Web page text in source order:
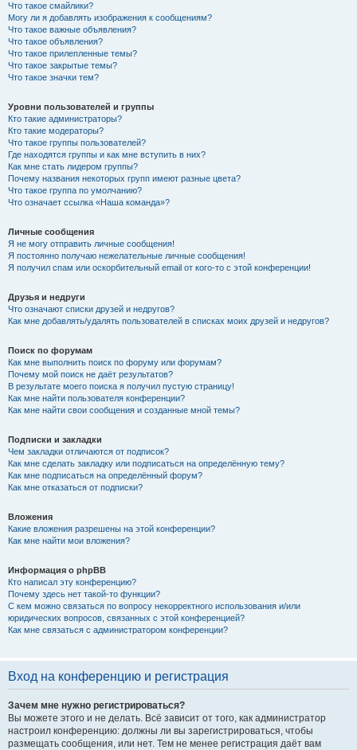
Что такое смайлики?
Могу ли я добавлять изображения к сообщениям?
Что такое важные объявления?
Что такое объявления?
Что такое прилепленные темы?
Что такое закрытые темы?
Что такое значки тем?
Уровни пользователей и группы
Кто такие администраторы?
Кто такие модераторы?
Что такое группы пользователей?
Где находятся группы и как мне вступить в них?
Как мне стать лидером группы?
Почему названия некоторых групп имеют разные цвета?
Что такое группа по умолчанию?
Что означает ссылка «Наша команда»?
Личные сообщения
Я не могу отправить личные сообщения!
Я постоянно получаю нежелательные личные сообщения!
Я получил спам или оскорбительный email от кого-то с этой конференции!
Друзья и недруги
Что означают списки друзей и недругов?
Как мне добавлять/удалять пользователей в списках моих друзей и недругов?
Поиск по форумам
Как мне выполнить поиск по форуму или форумам?
Почему мой поиск не даёт результатов?
В результате моего поиска я получил пустую страницу!
Как мне найти пользователя конференции?
Как мне найти свои сообщения и созданные мной темы?
Подписки и закладки
Чем закладки отличаются от подписок?
Как мне сделать закладку или подписаться на определённую тему?
Как мне подписаться на определённый форум?
Как мне отказаться от подписки?
Вложения
Какие вложения разрешены на этой конференции?
Как мне найти мои вложения?
Информация о phpBB
Кто написал эту конференцию?
Почему здесь нет такой-то функции?
С кем можно связаться по вопросу некорректного использования и/или
юридических вопросов, связанных с этой конференцией?
Как мне связаться с администратором конференции?
Вход на конференцию и регистрация
Зачем мне нужно регистрироваться?
Вы можете этого и не делать. Всё зависит от того, как администратор
настроил конференцию: должны ли вы зарегистрироваться, чтобы
размещать сообщения, или нет. Тем не менее регистрация даёт вам